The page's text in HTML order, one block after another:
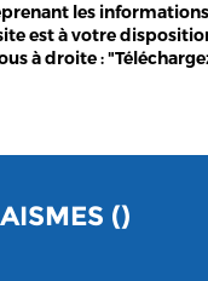
les
est à votre
à droite :
()